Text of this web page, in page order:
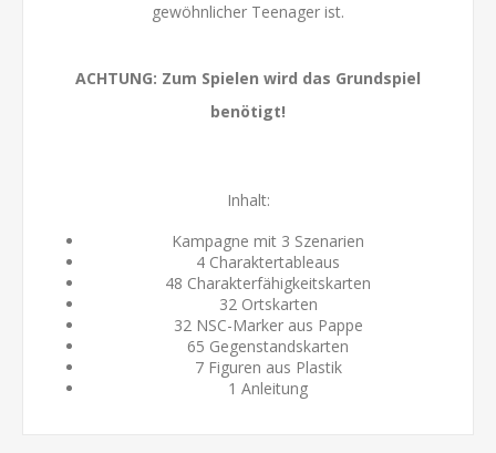
gewöhnlicher Teenager ist.
ACHTUNG: Zum Spielen wird das Grundspiel
benötigt!
Inhalt:
Kampagne mit 3 Szenarien
4 Charaktertableaus
48 Charakterfähigkeitskarten
32 Ortskarten
32 NSC-Marker aus Pappe
65 Gegenstandskarten
7 Figuren aus Plastik
1 Anleitung